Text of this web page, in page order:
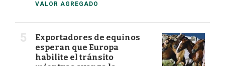
VALOR AGREGADO
Exportadores de equinos
esperan que Europa
habilite el tránsito